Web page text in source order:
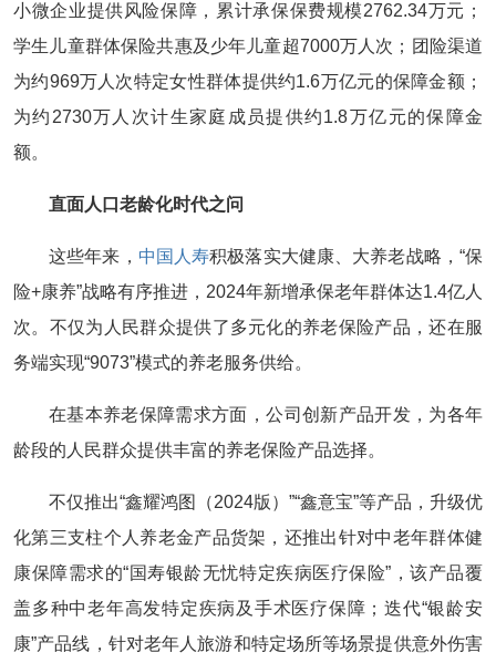
小微企业提供风险保障，累计承保保费规模2762.34万元；
学生儿童群体保险共惠及少年儿童超7000万人次；团险渠道
为约969万人次特定女性群体提供约1.6万亿元的保障金额；
为约2730万人次计生家庭成员提供约1.8万亿元的保障金
额。
直面人口老龄化时代之问
这些年来， 中国人寿积极落实大健康、大养老战略，“保
险+康养”战略有序推进，2024年新增承保老年群体达1.4亿人
次。不仅为人民群众提供了多元化的养老保险产品，还在服
务端实现“9073”模式的养老服务供给。
在基本养老保障需求方面，公司创新产品开发，为各年
龄段的人民群众提供丰富的养老保险产品选择。
不仅推出“鑫耀鸿图（2024版）”“鑫意宝”等产品，升级优
化第三支柱个人养老金产品货架，还推出针对中老年群体健
康保障需求的“国寿银龄无忧特定疾病医疗保险”，该产品覆
盖多种中老年高发特定疾病及手术医疗保障；迭代“银龄安
康”产品线，针对老年人旅游和特定场所等场景提供意外伤害